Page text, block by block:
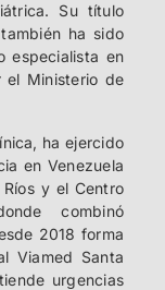
Su título
ha sido
especialista en
el Ministerio de
ha ejercido
en Venezuela
y el Centro
combinó
2018 forma
Viamed Santa
urgencias